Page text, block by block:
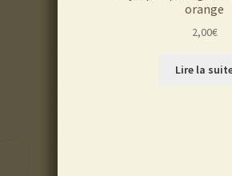
orange
2,00€
Lire la